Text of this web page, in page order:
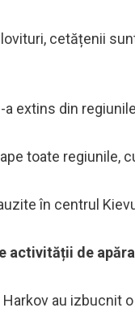
cetățenii
extins din
toate regiunile,
în centrul
activității de
au izbucnit